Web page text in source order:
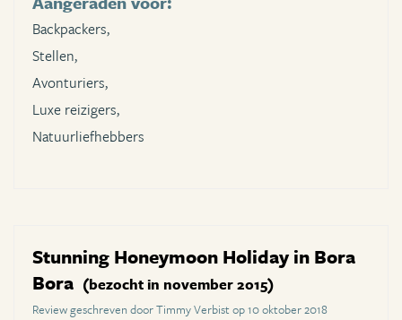
Backpackers,
Stellen,
Avonturiers,
Luxe reizigers,
Natuurliefhebbers
Stunning Honeymoon Holiday in Bora
Bora (bezocht in november 2015)
Review geschreven door Timmy Verbist op 10 oktober 2018